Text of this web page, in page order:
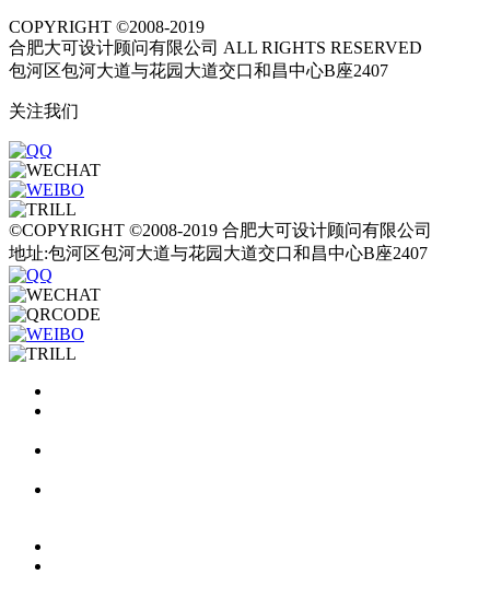
COPYRIGHT ©2008-2019
合肥大可设计顾问有限公司 ALL RIGHTS RESERVED
包河区包河大道与花园大道交口和昌中心B座2407
关注我们
©COPYRIGHT ©2008-2019 合肥大可设计顾问有限公司
地址:包河区包河大道与花园大道交口和昌中心B座2407